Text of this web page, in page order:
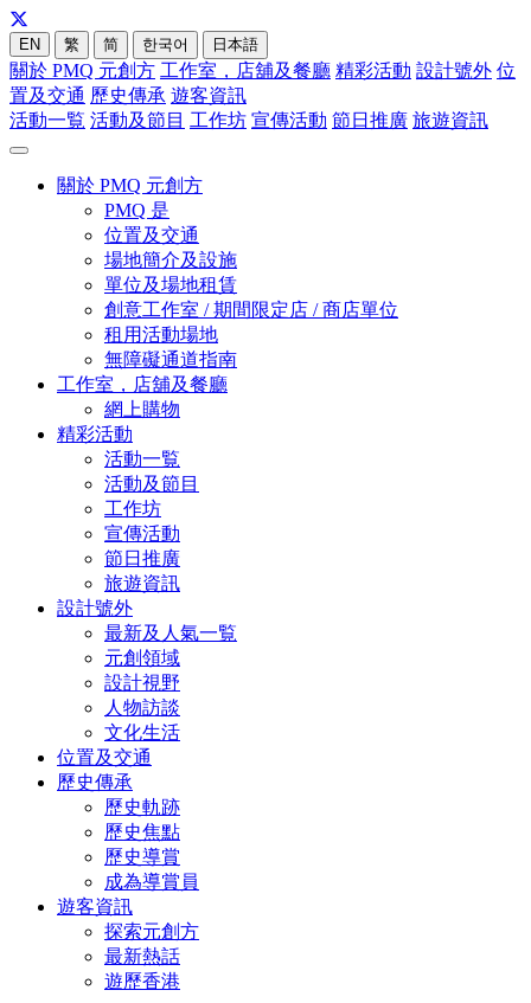
EN 繁 简 한국어 日本語
關於 PMQ 元創方 工作室，店舖及餐廳 精彩活動 設計號外 位
置及交通 歷史傳承 遊客資訊
活動一覧 活動及節目 工作坊 宣傳活動 節日推廣 旅遊資訊
關於 PMQ 元創方
PMQ 是
位置及交通
場地簡介及設施
單位及場地租賃
創意工作室 / 期間限定店 / 商店單位
租用活動場地
無障礙通道指南
工作室，店舖及餐廳
網上購物
精彩活動
活動一覧
活動及節目
工作坊
宣傳活動
節日推廣
旅遊資訊
設計號外
最新及人氣一覧
元創領域
設計視野
人物訪談
文化生活
位置及交通
歷史傳承
歷史軌跡
歷史焦點
歷史導賞
成為導賞員
遊客資訊
探索元創方
最新熱話
遊歷香港